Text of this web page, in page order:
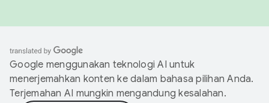
Google menggunakan teknologi AI untuk
menerjemahkan konten ke dalam bahasa pilihan Anda.
Terjemahan AI mungkin mengandung kesalahan.